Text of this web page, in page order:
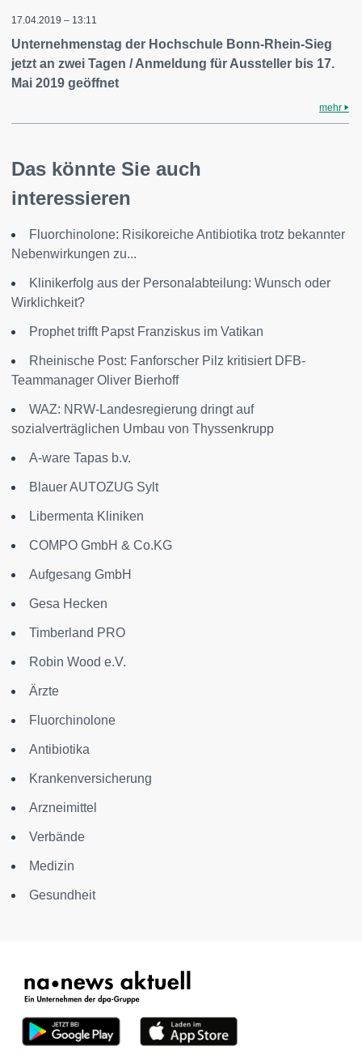
17.04.2019 – 13:11
Unternehmenstag der Hochschule Bonn-Rhein-Sieg
jetzt an zwei Tagen / Anmeldung für Aussteller bis 17.
Mai 2019 geöffnet
mehr
Das könnte Sie auch
interessieren
Fluorchinolone: Risikoreiche Antibiotika trotz bekannter
Nebenwirkungen zu...
Klinikerfolg aus der Personalabteilung: Wunsch oder
Wirklichkeit?
Prophet trifft Papst Franziskus im Vatikan
Rheinische Post: Fanforscher Pilz kritisiert DFB-
Teammanager Oliver Bierhoff
WAZ: NRW-Landesregierung dringt auf
sozialverträglichen Umbau von Thyssenkrupp
A-ware Tapas b.v.
Blauer AUTOZUG Sylt
Libermenta Kliniken
COMPO GmbH & Co.KG
Aufgesang GmbH
Gesa Hecken
Timberland PRO
Robin Wood e.V.
Ärzte
Fluorchinolone
Antibiotika
Krankenversicherung
Arzneimittel
Verbände
Medizin
Gesundheit